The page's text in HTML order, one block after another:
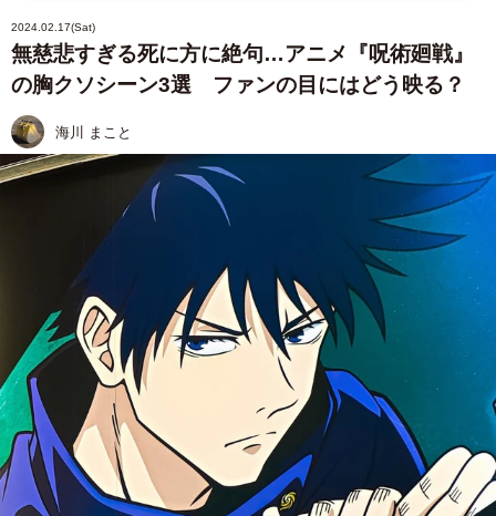
2024.02.17(Sat)
無慈悲すぎる死に方に絶句…アニメ『呪術廻戦』
の胸クソシーン3選 ファンの目にはどう映る？
海川 まこと